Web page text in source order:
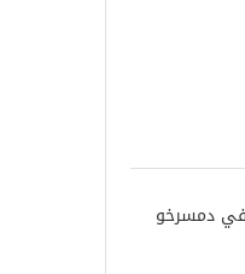
في دمسرخو